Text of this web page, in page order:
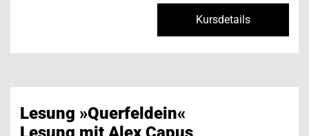
Kursdetails
Lesung »Querfeldein«